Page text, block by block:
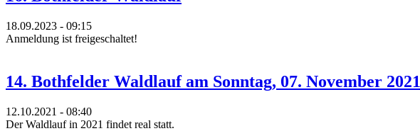
18.09.2023 - 09:15
Anmeldung ist freigeschaltet!
14. Bothfelder Waldlauf am Sonntag, 07. November 2021
12.10.2021 - 08:40
Der Waldlauf in 2021 findet real statt.